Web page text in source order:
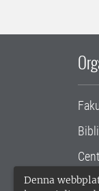
Denna